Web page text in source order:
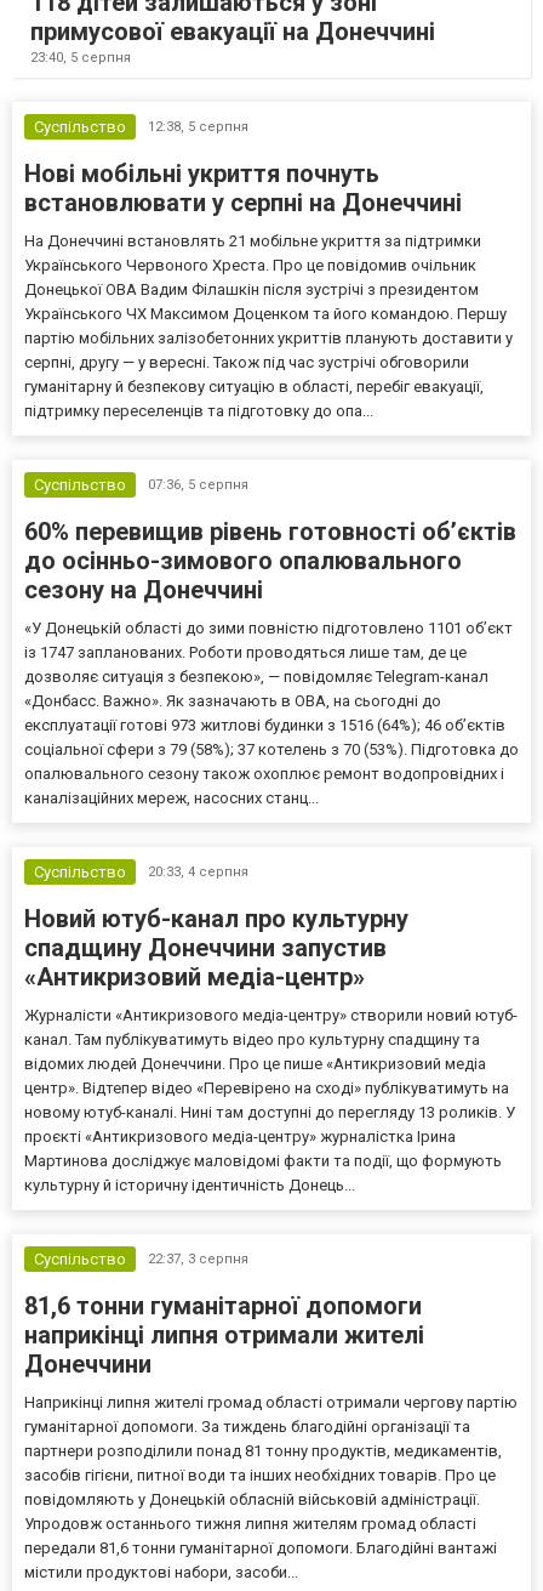
примусової евакуації на Донеччині
23:40, 5 серпня
Суспільство 12:38, 5 серпня
Нові мобільні укриття почнуть
встановлювати у серпні на Донеччині
На Донеччині встановлять 21 мобільне укриття за підтримки
Українського Червоного Хреста. Про це повідомив очільник
Донецької ОВА Вадим Філашкін після зустрічі з президентом
Українського ЧХ Максимом Доценком та його командою. Першу
партію мобільних залізобетонних укриттів планують доставити у
серпні, другу — у вересні. Також під час зустрічі обговорили
гуманітарну й безпекову ситуацію в області, перебіг евакуації,
підтримку переселенців та підготовку до опа...
Суспільство 07:36, 5 серпня
60% перевищив рівень готовності об’єктів
до осінньо-зимового опалювального
сезону на Донеччині
«У Донецькій області до зими повністю підготовлено 1101 об’єкт
із 1747 запланованих. Роботи проводяться лише там, де це
дозволяє ситуація з безпекою», — повідомляє Telegram-канал
«Донбасс. Важно». Як зазначають в ОВА, на сьогодні до
експлуатації готові 973 житлові будинки з 1516 (64%); 46 об’єктів
соціальної сфери з 79 (58%); 37 котелень з 70 (53%). Підготовка до
опалювального сезону також охоплює ремонт водопровідних і
каналізаційних мереж, насосних станц...
Суспільство 20:33, 4 серпня
Новий ютуб-канал про культурну
спадщину Донеччини запустив
«Антикризовий медіа-центр»
Журналісти «Антикризового медіа-центру» створили новий ютуб-
канал. Там публікуватимуть відео про культурну спадщину та
відомих людей Донеччини. Про це пише «Антикризовий медіа
центр». Відтепер відео «Перевірено на сході» публікуватимуть на
новому ютуб-каналі. Нині там доступні до перегляду 13 роликів. У
проєкті «Антикризового медіа-центру» журналістка Ірина
Мартинова досліджує маловідомі факти та події, що формують
культурну й історичну ідентичність Донець...
Суспільство 22:37, 3 серпня
81,6 тонни гуманітарної допомоги
наприкінці липня отримали жителі
Донеччини
Наприкінці липня жителі громад області отримали чергову партію
гуманітарної допомоги. За тиждень благодійні організації та
партнери розподілили понад 81 тонну продуктів, медикаментів,
засобів гігієни, питної води та інших необхідних товарів. Про це
повідомляють у Донецькій обласній військовій адміністрації.
Упродовж останнього тижня липня жителям громад області
передали 81,6 тонни гуманітарної допомоги. Благодійні вантажі
містили продуктові набори, засоби...